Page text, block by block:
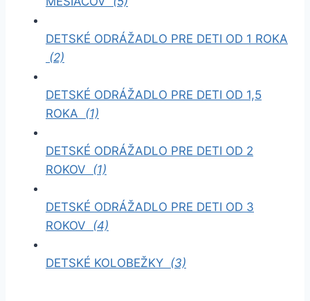
DETSKÉ ODRÁŽADLO PRE DETI OD 1 ROKA
(2)
DETSKÉ ODRÁŽADLO PRE DETI OD 1,5
ROKA (1)
DETSKÉ ODRÁŽADLO PRE DETI OD 2
ROKOV (1)
DETSKÉ ODRÁŽADLO PRE DETI OD 3
ROKOV (4)
DETSKÉ KOLOBEŽKY (3)